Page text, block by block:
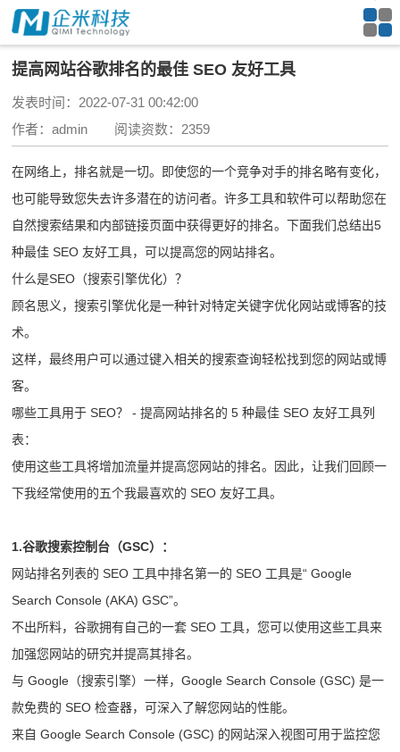
提高网站谷歌排名的最佳 SEO 友好工具
发表时间：2022-07-31 00:42:00
作者：admin 阅读资数：2359
在网络上，排名就是一切。即使您的一个竞争对手的排名略有变化，
也可能导致您失去许多潜在的访问者。许多工具和软件可以帮助您在
自然搜索结果和内部链接页面中获得更好的排名。下面我们总结出5
种最佳 SEO 友好工具，可以提高您的网站排名。
什么是SEO（搜索引擎优化）？
顾名思义，搜索引擎优化是一种针对特定关键字优化网站或博客的技
术。
这样，最终用户可以通过键入相关的搜索查询轻松找到您的网站或博
客。
哪些工具用于 SEO？ - 提高网站排名的 5 种最佳 SEO 友好工具列
表：
使用这些工具将增加流量并提高您网站的排名。因此，让我们回顾一
下我经常使用的五个我最喜欢的 SEO 友好工具。
1.谷歌搜索控制台（GSC）：
网站排名列表的 SEO 工具中排名第一的 SEO 工具是“ Google
Search Console (AKA) GSC”。
不出所料，谷歌拥有自己的一套 SEO 工具，您可以使用这些工具来
加强您网站的研究并提高其排名。
与 Google（搜索引擎）一样，Google Search Console (GSC) 是一
款免费的 SEO 检查器，可深入了解您网站的性能。
来自 Google Search Console (GSC) 的网站深入视图可用于监控您